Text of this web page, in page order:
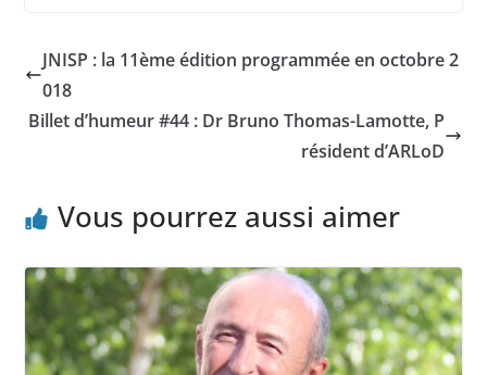
JNISP : la 11ème édition programmée en octobre 2
018
Billet d’humeur #44 : Dr Bruno Thomas-Lamotte, P
résident d’ARLoD
Vous pourrez aussi aimer